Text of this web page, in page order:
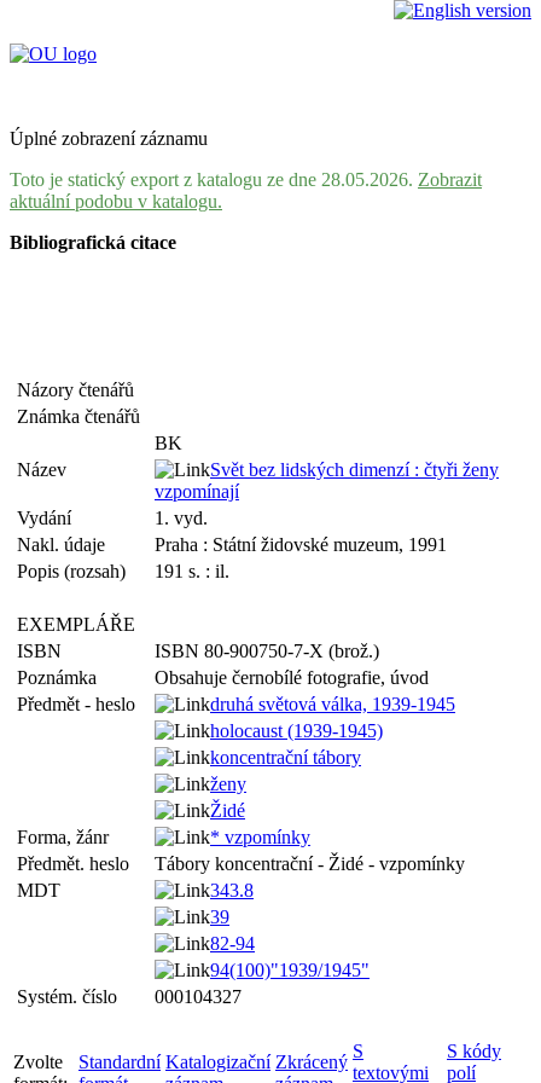
Úplné zobrazení záznamu
Toto je statický export z katalogu ze dne 28.05.2026. Zobrazit
aktuální podobu v katalogu.
Bibliografická citace
Názory čtenářů
Známka čtenářů
BK
Název
Svět bez lidských dimenzí : čtyři ženy
vzpomínají
Vydání
1. vyd.
Nakl. údaje
Praha : Státní židovské muzeum, 1991
Popis (rozsah)
191 s. : il.
EXEMPLÁŘE
ISBN
ISBN 80-900750-7-X (brož.)
Poznámka
Obsahuje černobílé fotografie, úvod
Předmět - heslo
druhá světová válka, 1939-1945
holocaust (1939-1945)
koncentrační tábory
ženy
Židé
Forma, žánr
* vzpomínky
Předmět. heslo
Tábory koncentrační - Židé - vzpomínky
MDT
343.8
39
82-94
94(100)"1939/1945"
Systém. číslo
000104327
Zvolte
Standardní Katalogizační Zkrácený
S
textovými
S kódy
polí